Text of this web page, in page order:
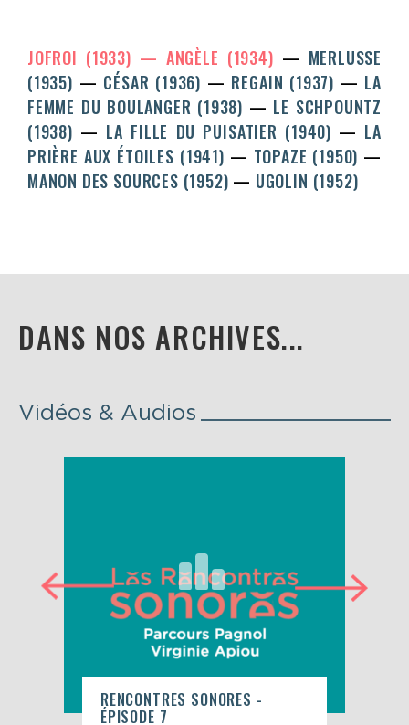
JOFROI (1933) ANGÈLE (1934)
MERLUSSE
(1935)
CÉSAR (1936) REGAIN (1937)
LA
FEMME DU BOULANGER (1938)
LE SCHPOUNTZ
(1938)
LA FILLE DU PUISATIER (1940)
LA
PRIÈRE AUX ÉTOILES (1941)
TOPAZE (1950)
MANON DES SOURCES (1952)
UGOLIN (1952)
DANS NOS ARCHIVES...
Vidéos & Audios
RENCONTRES SONORES -
ÉPISODE 7